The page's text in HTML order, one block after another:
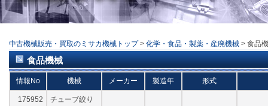
中古機械販売・買取のミサカ機械トップ > 化学・食品・製薬・産廃機械 > 食品
食品機械
情報No 機械 メーカー 製造年 形式
175952
チューブ絞り